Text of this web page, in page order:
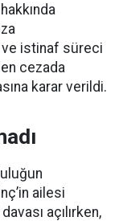
ve istinaf süreci
cezada
karar verildi.
ailesi
açılırken,